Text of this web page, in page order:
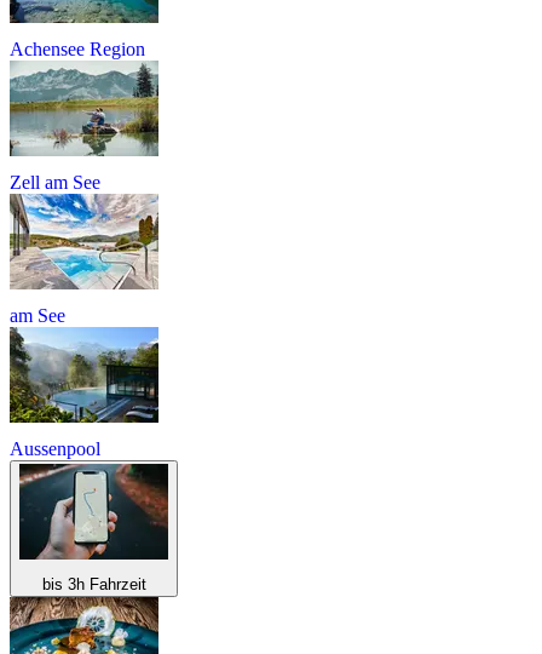
Achensee Region
Zell am See
am See
Aussenpool
bis 3h Fahrzeit